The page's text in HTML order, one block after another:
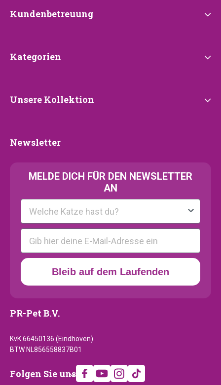
Kundenbetreuung
Kundenbetreuung
Kategorien
Kategorien
Unsere
Unsere Kollektion
Newsletter
Newsletter
MELDE DICH FÜR DEN NEWSLETTER
AN
Kattenras
E-mail
Bleib auf dem Laufenden
PR-Pet B.V.
KvK 66450136 (Eindhoven)
BTW NL856558837B01
Folgen
Folgen Sie uns